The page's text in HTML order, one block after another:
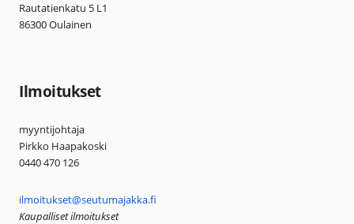
Rautatienkatu 5 L1
86300 Oulainen
Ilmoitukset
myyntijohtaja
Pirkko Haapakoski
0440 470 126
ilmoitukset@seutumajakka.fi
Kaupalliset ilmoitukset